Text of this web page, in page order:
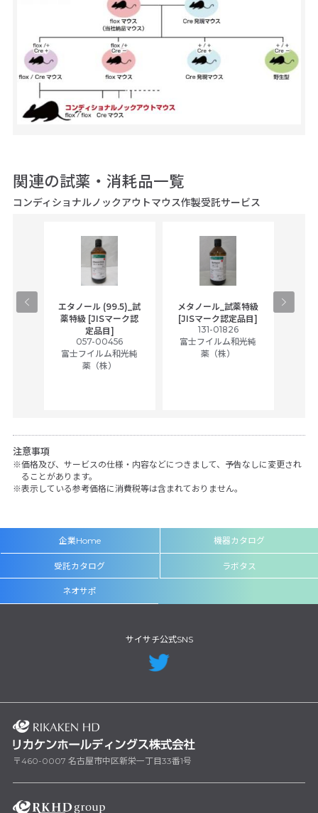
関連の試薬・消耗品一覧
コンディショナルノックアウトマウス作製受託サービス
エタノール (99.5)_試
薬特級 [JISマーク認
定品目]
057-00456
富士フイルム和光純
薬（株）
メタノール_試薬特級
[JISマーク認定品目]
131-01826
富士フイルム和光純
薬（株）
注意事項
価格及び、サービスの仕様・内容などにつきまして、予告なしに変更され
ることがあります。
表示している参考価格に消費税等は含まれておりません。
企業Home 機器カタログ
受託カタログ ラボタス
ネオサポ
サイサチ公式SNS
〒460-0007 名古屋市中区新栄一丁目33番1号